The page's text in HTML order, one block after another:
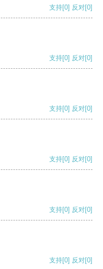
支持[0] 反对[0]
支持[0] 反对[0]
支持[0] 反对[0]
支持[0] 反对[0]
支持[0] 反对[0]
支持[0] 反对[0]